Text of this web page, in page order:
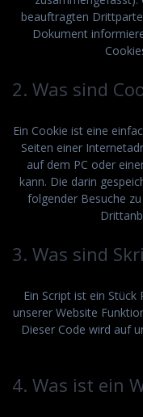
beauftragten
Dokument
2. Was sind
Ein Cookie ist eine
Seiten einer
auf dem PC oder
kann. Die darin
folgender Besuche
3. Was sind
Ein Script ist ein
unserer Website
Dieser Code wird auf
4. Was ist ein